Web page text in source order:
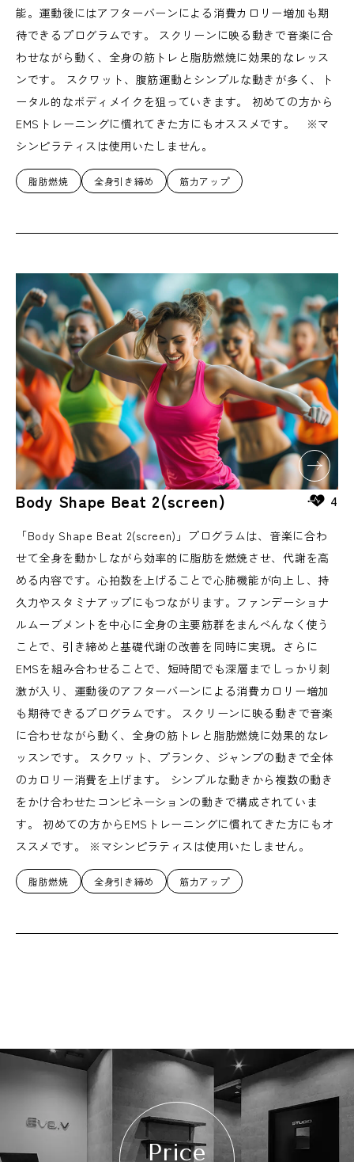
能。運動後にはアフターバーンによる消費カロリー増加も期
待できるプログラムです。 スクリーンに映る動きで音楽に合
わせながら動く、全身の筋トレと脂肪燃焼に効果的なレッス
ンです。 スクワット、腹筋運動とシンプルな動きが多く、ト
ータル的なボディメイクを狙っていきます。 初めての方から
EMSトレーニングに慣れてきた方にもオススメです。 ※マ
シンピラティスは使用いたしません。
脂肪燃焼 全身引き締め 筋力アップ
Body Shape Beat 2(screen) 4
「Body Shape Beat 2(screen)」プログラムは、音楽に合わ
せて全身を動かしながら効率的に脂肪を燃焼させ、代謝を高
める内容です。心拍数を上げることで心肺機能が向上し、持
久力やスタミナアップにもつながります。ファンデーショナ
ルムーブメントを中心に全身の主要筋群をまんべんなく使う
ことで、引き締めと基礎代謝の改善を同時に実現。さらに
EMSを組み合わせることで、短時間でも深層までしっかり刺
激が入り、運動後のアフターバーンによる消費カロリー増加
も期待できるプログラムです。 スクリーンに映る動きで音楽
に合わせながら動く、全身の筋トレと脂肪燃焼に効果的なレ
ッスンです。 スクワット、プランク、ジャンプの動きで全体
のカロリー消費を上げます。 シンプルな動きから複数の動き
をかけ合わせたコンビネーションの動きで構成されていま
す。 初めての方からEMSトレーニングに慣れてきた方にもオ
ススメです。 ※マシンピラティスは使用いたしません。
脂肪燃焼 全身引き締め 筋力アップ
Price